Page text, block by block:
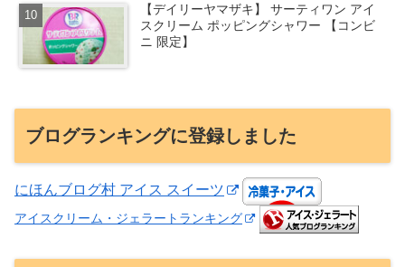
【デイリーヤマザキ】 サーティワン アイ
スクリーム ポッピングシャワー 【コンビ
ニ 限定】
ブログランキングに登録しました
にほんブログ村 アイス スイーツ
アイスクリーム・ジェラートランキング